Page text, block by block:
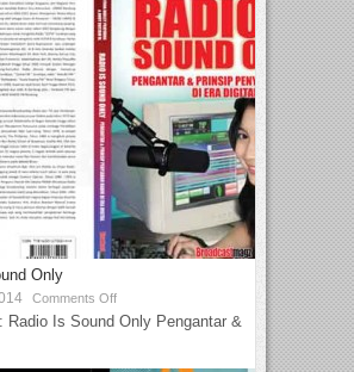
Only
Comments Off
Radio Is Sound Only Pengantar &